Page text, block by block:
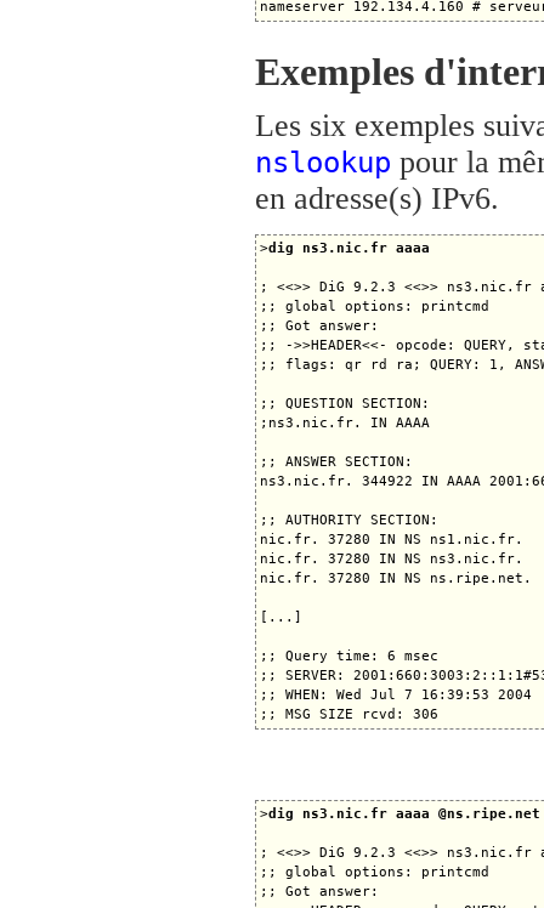
Exemples
Les six exemples
nslookup pour la
en adresse(s) IPv6.
>dig ns3.nic.fr aaaa
; <<>> DiG 9.2.3 <<>> ns3.nic.fr
;; global options: printcmd
;; Got answer:
;; ->>HEADER<<- opcode: QUERY,
;; flags: qr rd ra; QUERY: 1,
;; QUESTION SECTION:
;ns3.nic.fr. IN AAAA
;; ANSWER SECTION:
ns3.nic.fr. 344922 IN AAAA
;; AUTHORITY SECTION:
nic.fr. 37280 IN NS ns1.nic.fr.
nic.fr. 37280 IN NS ns3.nic.fr.
nic.fr. 37280 IN NS ns.ripe.net.
[...]
;; Query time: 6 msec
;; SERVER:
;; WHEN: Wed Jul 7 16:39:53 2004
>dig ns3.nic.fr aaaa @ns.ripe.net
; <<>> DiG 9.2.3 <<>> ns3.nic.fr
;; global options: printcmd
;; Got answer: